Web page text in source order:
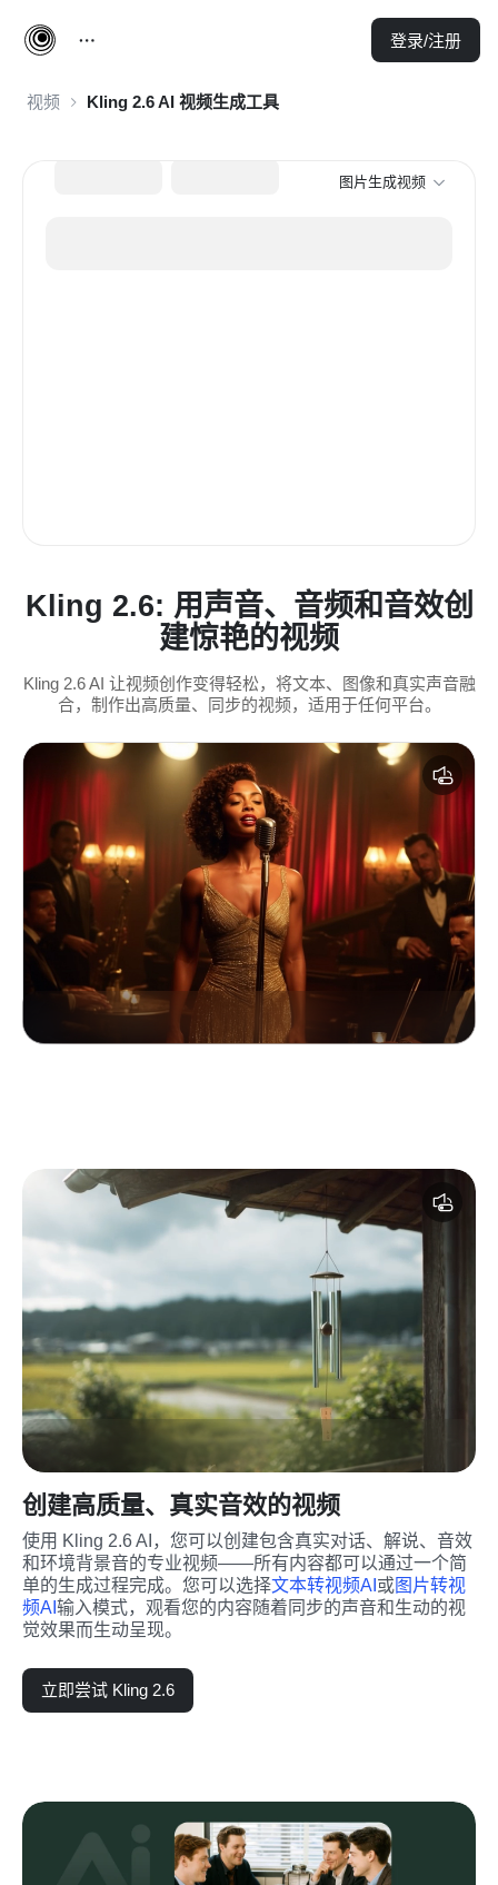
登录/注册
视频 Kling 2.6 AI 视频生成工具
Kling 2.6: 用声音、音频和音效创
建惊艳的视频
Kling 2.6 AI 让视频创作变得轻松，将文本、图像和真实声音融
合，制作出高质量、同步的视频，适用于任何平台。
图片生成视频
创建高质量、真实音效的视频
使用 Kling 2.6 AI，您可以创建包含真实对话、解说、音效
和环境背景音的专业视频——所有内容都可以通过一个简
单的生成过程完成。您可以选择文本转视频AI 或图片转视
频AI 输入模式，观看您的内容随着同步的声音和生动的视
觉效果而生动呈现。
立即尝试 Kling 2.6